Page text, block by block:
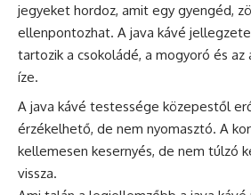
jegyeket hordoz, amit egy gyengéd,
ellenpontozhat. A java kávé
tartozik a csokoládé, a mogyoró és az
íze.
A java kávé testessége közepestől
érzékelhető, de nem nyomasztó. A
kellemesen kesernyés, de nem túlzó
vissza.